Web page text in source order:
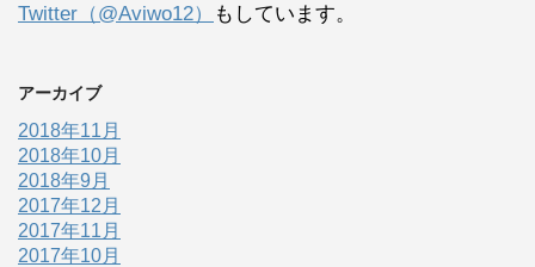
Twitter（@Aviwo12）
もしています。
アーカイブ
2018年11月
2018年10月
2018年9月
2017年12月
2017年11月
2017年10月